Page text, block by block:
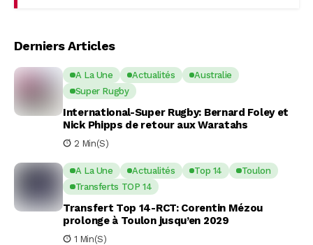
Derniers Articles
A La Une Actualités
Australie
Super Rugby
International-Super Rugby: Bernard Foley et
Nick Phipps de retour aux Waratahs
2 Min(s)
A La Une Actualités Top 14
Toulon
Transferts TOP 14
Transfert Top 14-RCT: Corentin Mézou
prolonge à Toulon jusqu’en 2029
1 Min(s)